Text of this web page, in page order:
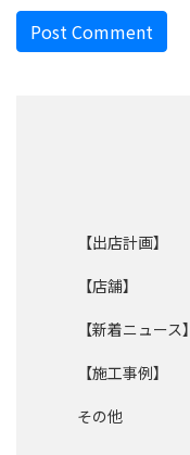
【出店計画】
【店舗】
【新着ニュース】
【施工事例】
その他